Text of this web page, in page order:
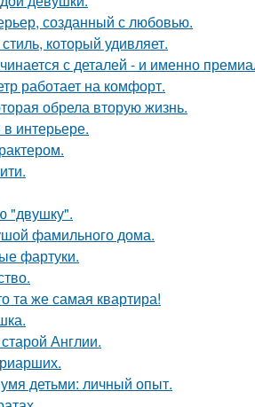
созданный с любовью.
который удивляет.
с деталей - и именно
работает на комфорт.
обрела вторую жизнь.
интерьере.
"двушку".
фамильного дома.
фартуки.
та же самая квартира!
Англии.
детьми: личный опыт.